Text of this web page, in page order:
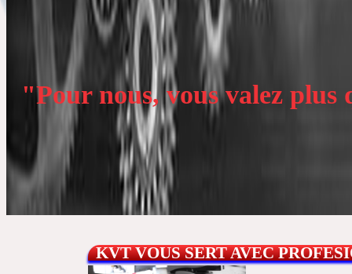
Pour nous, vous valez
KVT VOUS SERT AVEC